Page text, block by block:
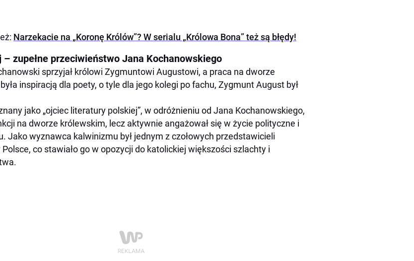
Narzekacie na „Koronę Królów”? W serialu „Królowa Bona” też są błędy!
– zupełne przeciwieństwo Jana Kochanowskiego
sprzyjał królowi Zygmuntowi Augustowi, a praca na dworze
inspiracją dla poety, o tyle dla jego kolegi po fachu, Zygmunt August był
jako „ojciec literatury polskiej”, w odróżnieniu od Jana Kochanowskiego,
na dworze królewskim, lecz aktywnie angażował się w życie polityczne i
Jako wyznawca kalwinizmu był jednym z czołowych przedstawicieli
co stawiało go w opozycji do katolickiej większości szlachty i